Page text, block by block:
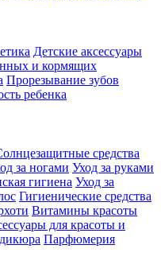
Детские аксессуары
и кормящих
Прорезывание зубов
ребенка
средства
за ногами Уход за руками
гигиена Уход за
Гигиенические средства
Витамины красоты
для красоты и
Парфюмерия